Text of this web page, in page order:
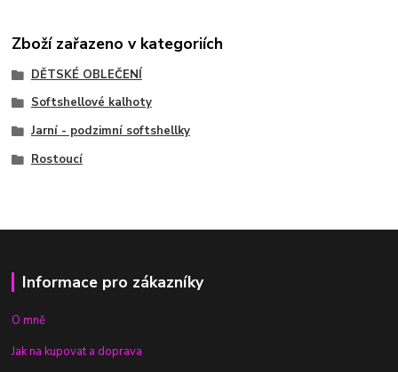
Zboží zařazeno v kategoriích
DĚTSKÉ OBLEČENÍ
Softshellové kalhoty
Jarní - podzimní softshellky
Rostoucí
Informace pro zákazníky
O mně
Jak na kupovat a doprava